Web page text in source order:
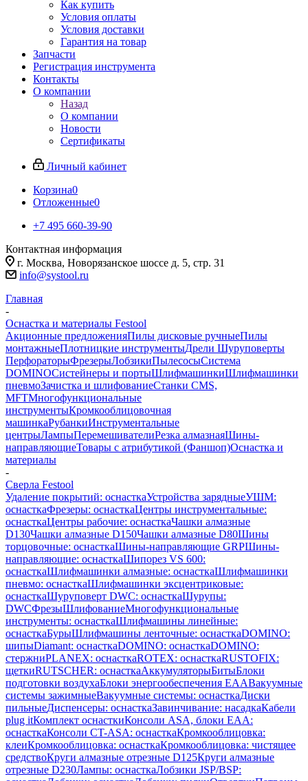
Как купить
Условия оплаты
Условия доставки
Гарантия на товар
Запчасти
Регистрация инструмента
Контакты
О компании
Назад
О компании
Новости
Сертификаты
Личный кабинет
Корзина0
Отложенные0
+7 495 660-39-90
Контактная информация
г. Москва, Новорязанское шоссе д. 5, стр. 31
info@systool.ru
Главная
-
Оснастка и материалы Festool
Акционные предложенияПилы дисковые ручныеПилы
монтажныеПлотницкие инструментыДрели Шуруповерты
ПерфораторыФрезерыЛобзикиПылесосыСистема
DOMINOСистейнеры и портыШлифмашинкиШлифмашинки
пневмоЗачистка и шлифованиеСтанки CMS,
MFTМногофункциональные
инструментыКромкооблицовочная
машинкаРубанкиИнструментальные
центрыЛампыПеремешивателиРезка алмазнаяШины-
направляющиеТовары с атрибутикой (Фаншоп)Оснастка и
материалы
-
Сверла Festool
Удаление покрытий: оснасткаУстройства зарядныеУШМ:
оснасткаФрезеры: оснасткаЦентры инструментальные:
оснасткаЦентры рабочие: оснасткаЧашки алмазные
D130Чашки алмазные D150Чашки алмазные D80Шины
торцовочные: оснасткаШины-направляющие GRPШины-
направляющие: оснасткаШипорез VS 600:
оснасткаШлифмашинки алмазные: оснасткаШлифмашинки
пневмо: оснасткаШлифмашинки эксцентриковые:
оснасткаШуруповерт DWC: оснасткаШурупы:
DWCФрезыШлифованиеМногофункциональные
инструменты: оснасткаШлифмашины линейные:
оснасткаБурыШлифмашины ленточные: оснасткаDOMINO:
шипыDiamant: оснасткаDOMINO: оснасткаDOMINO:
стержниPLANEX: оснасткаROTEX: оснасткаRUSTOFIX:
щеткиRUTSCHER: оснасткаАккумуляторыБитыБлоки
подготовки воздухаБлоки энергообеспечения EAAВакуумные
системы зажимныеВакуумные системы: оснасткаДиски
пильныеДиспенсеры: оснасткаЗавинчивание: насадкаКабели
plug itКомплект оснасткиКонсоли ASA, блоки EAA:
оснасткаКонсоли CT-ASA: оснасткаКромкооблицовка:
клеиКромкооблицовка: оснасткаКромкооблицовка: чистящее
средствоКруги алмазные отрезные D125Круги алмазные
отрезные D230Лампы: оснасткаЛобзики JSP/BSP: